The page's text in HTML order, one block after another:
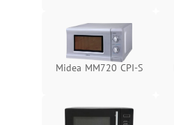
Midea MM720 CPI-S